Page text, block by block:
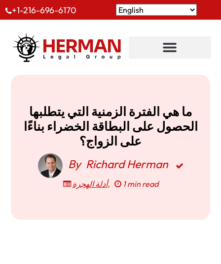
+1-216-696-6170
ما هي الفترة الزمنية التي يتطلبها
الحصول على البطاقة الخضراء بناءًا
على الزواج؟
By Richard Herman
أدلة الهجرة, 1 min read